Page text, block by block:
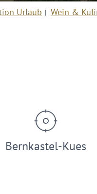
Urlaub Wein &
Bernkastel-Kues